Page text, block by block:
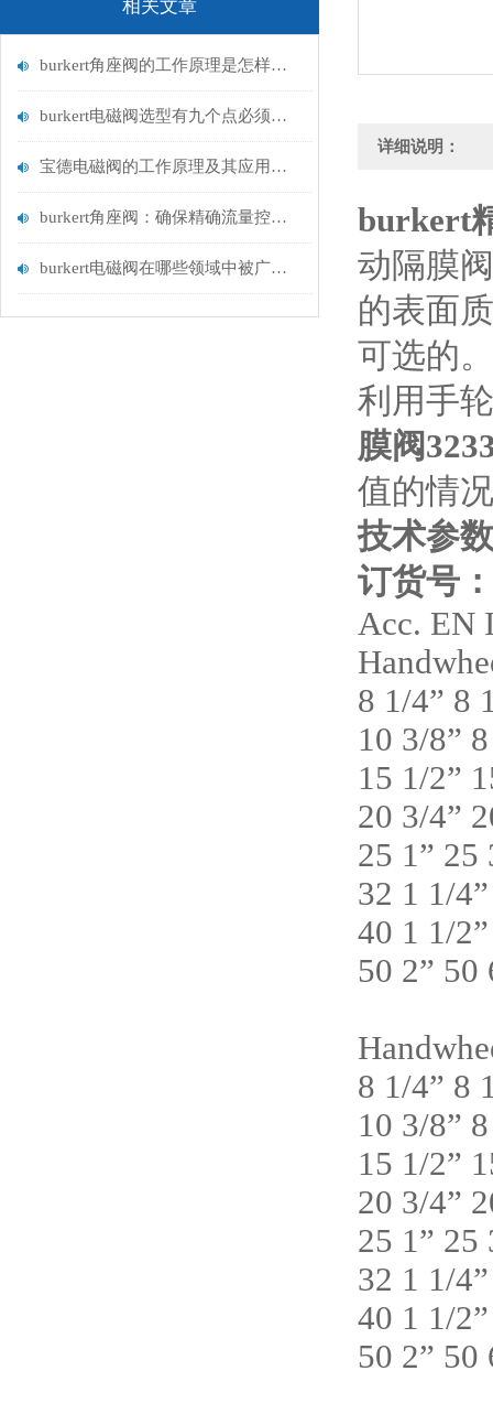
相关文章
burkert角座阀的工作原理是怎样的？
burkert电磁阀选型有九个点必须知道国与百科
宝德电磁阀的工作原理及其应用领域
burkert角座阀：确保精确流量控制的关键
burkert电磁阀在哪些领域中被广泛应用？
详细说明：
burkert
动隔膜
的表面
可选的
利用手
膜阀
值的情
技术参
订货号：
Acc. EN
8 1/4” 8
10 3/8”
15 1/2”
20 3/4”
25 1” 25
32 1 1/
40 1 1/
50 2” 50
8 1/4” 8
10 3/8”
15 1/2”
20 3/4”
25 1” 25
32 1 1/
40 1 1/
50 2” 50